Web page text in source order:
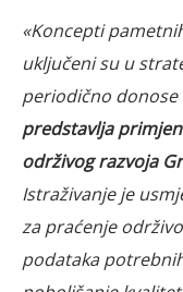
«Koncepti
uključeni su u
periodično
predstavlja
održivog razvoja
Istraživanje je
za praćenje
podataka